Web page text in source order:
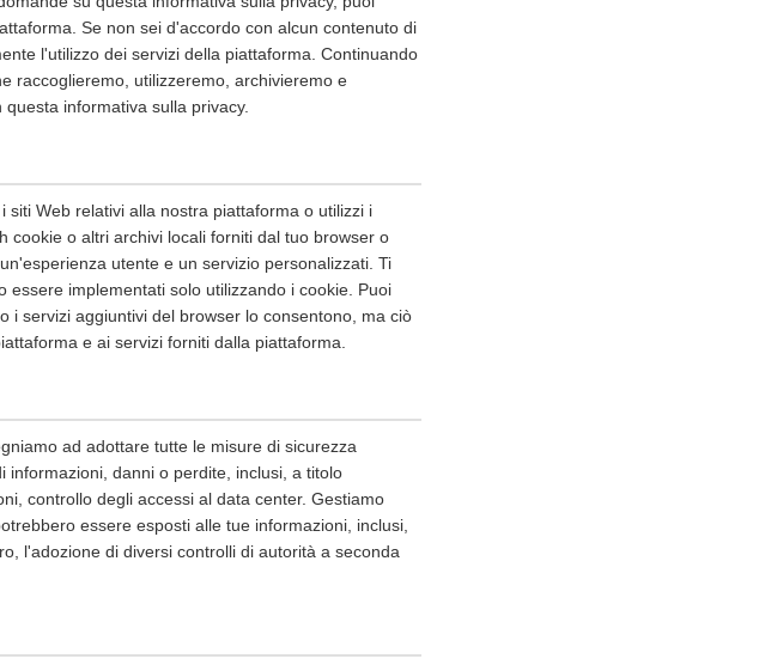
Se non sei d'accordo con alcun contenuto di
l'utilizzo dei servizi della piattaforma. Continuando
raccoglieremo, utilizzeremo, archivieremo e
informativa sulla privacy.
Web relativi alla nostra piattaforma o utilizzi i
cookie o altri archivi locali forniti dal tuo browser o
utente e un servizio personalizzati. Ti
implementati solo utilizzando i cookie. Puoi
i servizi aggiuntivi del browser lo consentono, ma ciò
e ai servizi forniti dalla piattaforma.
ad adottare tutte le misure di sicurezza
danni o perdite, inclusi, a titolo
controllo degli accessi al data center. Gestiamo
essere esposti alle tue informazioni, inclusi,
l'adozione di diversi controlli di autorità a seconda